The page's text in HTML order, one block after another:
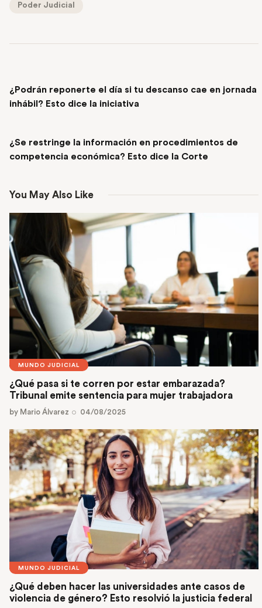
Poder Judicial
¿Podrán reponerte el día si tu descanso cae en jornada
inhábil? Esto dice la iniciativa
¿Se restringe la información en procedimientos de
competencia económica? Esto dice la Corte
You May Also Like
MUNDO JUDICIAL
¿Qué pasa si te corren por estar embarazada?
Tribunal emite sentencia para mujer trabajadora
by Mario Álvarez 04/08/2025
MUNDO JUDICIAL
¿Qué deben hacer las universidades ante casos de
violencia de género? Esto resolvió la justicia federal